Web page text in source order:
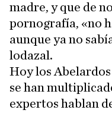
madre, y que de
pornografía, «no
aunque ya no
lodazal.
Hoy los
se han
expertos hablan